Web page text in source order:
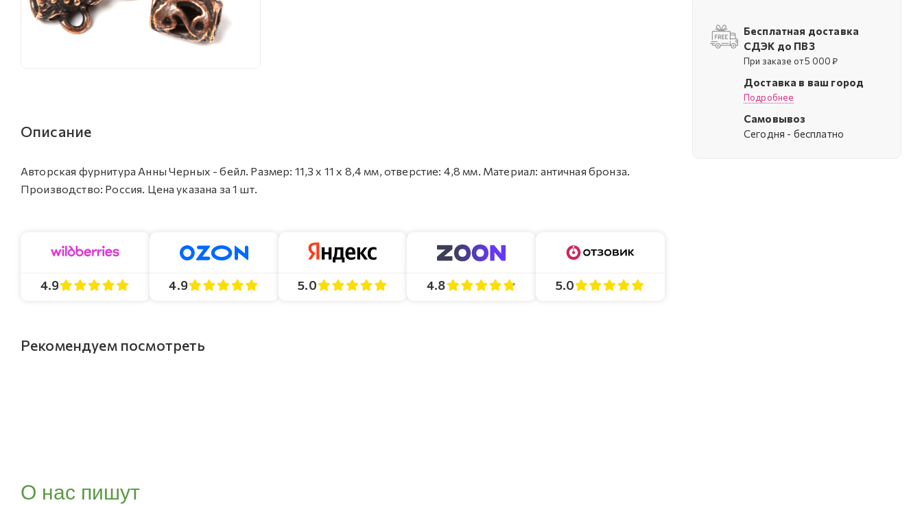
Описание
Авторская фурнитура Анны Черных - бейл. Размер: 11,3 х 11 х 8,4 мм, отверстие: 4,8 мм. Материал: античная бронза.
Производство: Россия. Цена указана за 1 шт.
4.9 4.9 5.0 4.8 5.0
Рекомендуем посмотреть
О нас пишут
Бесплатная доставка
СДЭК до ПВЗ
При заказе от 5 000 ₽
Доставка в ваш город
Подробнее
Самовывоз
Cегодня - бесплатно